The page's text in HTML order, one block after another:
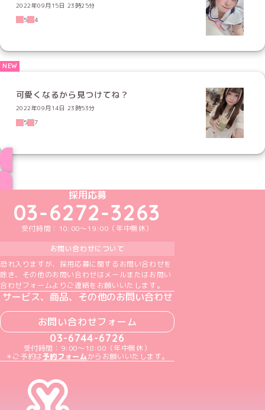
2022年09月15日 23時25分
5
4
可愛くなるから見つけてね？
2022年09月14日 23時53分
5
7
めいどりーみんTikTok公式アカウント
めいどりーみんX公式アカウント
めいどりーみんInstagram公式アカウント
めいどりーみんFacebook公式アカウン
めいどりーみんYouTube公式アカ
採用応募
03-6272-3263
受付時間：10:00～19:00（年中無休）
お問い合わせについて
恐れ入りますが、採用応募に関するお問い合わせを
除き、その他のお問い合わせはメールまたはお問い
合わせフォームよりご連絡をお願いいたします。
サービス、商品、その他のお問い合わせ
お問い合わせフォーム
03-6744-6726
受付時間：9:00～18:00（年中無休）
＊ご予約は予約フォームからお願いいたします。